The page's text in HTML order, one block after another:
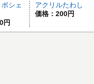
シェ
円
アクリルたわし
価格：200円